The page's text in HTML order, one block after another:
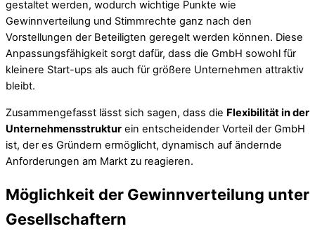
gestaltet werden, wodurch wichtige Punkte wie
Gewinnverteilung und Stimmrechte ganz nach den
Vorstellungen der Beteiligten geregelt werden können. Diese
Anpassungsfähigkeit sorgt dafür, dass die GmbH sowohl für
kleinere Start-ups als auch für größere Unternehmen attraktiv
bleibt.
Zusammengefasst lässt sich sagen, dass die Flexibilität in der
Unternehmensstruktur ein entscheidender Vorteil der GmbH
ist, der es Gründern ermöglicht, dynamisch auf ändernde
Anforderungen am Markt zu reagieren.
Möglichkeit der Gewinnverteilung unter
Gesellschaftern